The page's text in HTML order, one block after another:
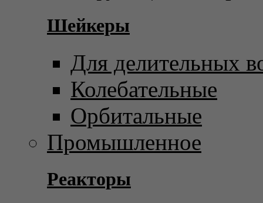
Шейкеры
Для делительных
Колебательные
Орбитальные
Промышленное
Реакторы